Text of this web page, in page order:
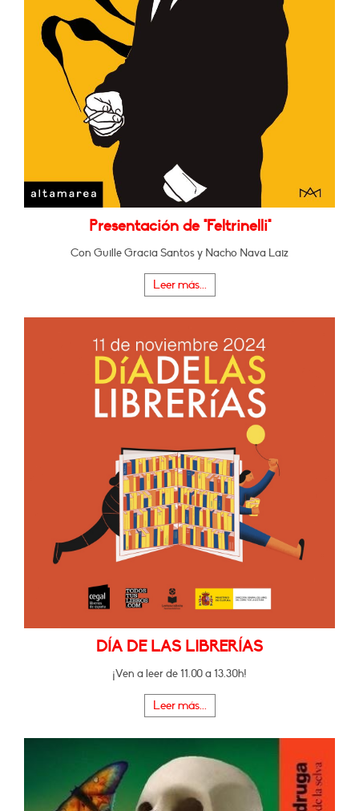
Presentación de "Feltrinelli"
Con Guille Gracia Santos y Nacho Nava Laiz
Leer más...
DÍA DE LAS LIBRERÍAS
¡Ven a leer de 11.00 a 13.30h!
Leer más...